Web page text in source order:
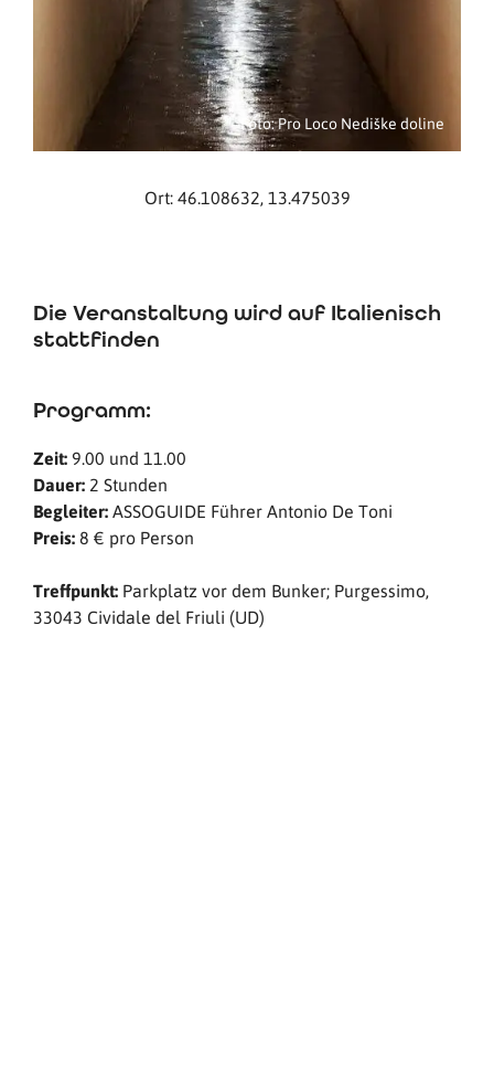
Foto: Pro Loco Nediške doline
Ort: 46.108632, 13.475039
Die Veranstaltung wird auf Italienisch
stattfinden
Programm:
Zeit: 9.00 und 11.00
Dauer:2 Stunden
Begleiter:ASSOGUIDE Führer Antonio De Toni
Preis:8 € pro Person
Treffpunkt: Parkplatz vor dem Bunker; Purgessimo,
33043 Cividale del Friuli (UD)